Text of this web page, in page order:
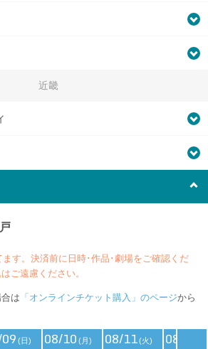
近畿
す。決済前に日時･作品･劇場をご確認くだ
ご遠慮ください。
は 「オンラインチケット購入」のページから
(日) 08/10 (月) 08/11(火) 08/12